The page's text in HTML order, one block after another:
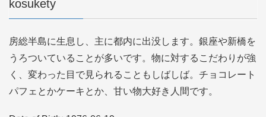
kosukety
房総半島に生息し、主に都内に出没します。銀座や新橋を
うろついていることが多いです。物に対するこだわりが強
く、変わった目で見られることもしばしば。チョコレート
パフェとかケーキとか、甘い物大好き人間です。